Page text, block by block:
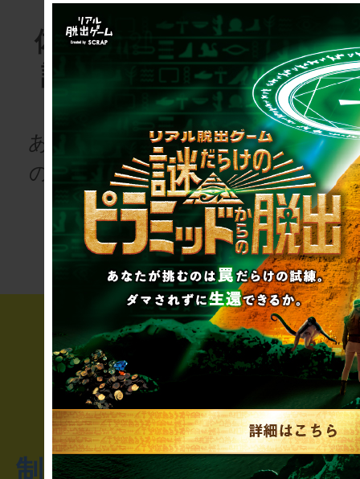
体験する物
語project
あなたも、物語
の登場人物にな
りませんか
リアル脱
ゲーム
for
次の授業は“謎
き”!?
制作のご相談・コラボレ